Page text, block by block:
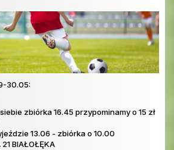
30.05:
zbiórka 16.45 przypominamy o 15 zł
13.06 - zbiórka o 10.00
BIAŁOŁĘKA